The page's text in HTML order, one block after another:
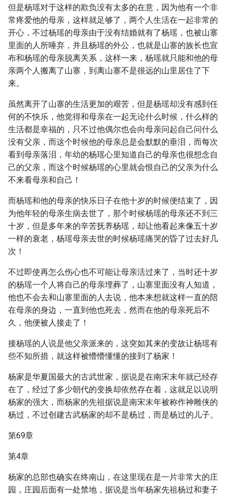
但是杨瑶对于这样的欺负没有太多的在意，因为他有一个非
常疼爱他的母亲，这样就足够了，两个人生活在一起非常的
开心，不过杨瑶的母亲由于没有结婚就有了杨瑶，也被山寨
里面的人所唾弃，并且杨瑶的外公，也就是山寨的族长也宣
布和杨瑶的母亲脱离关系，这样一来，杨瑶就只能和他的母
亲两个人搬离了山寨，到离山寨不是很远的山里居住了下
来。
虽然离开了山寨的生活更加的艰苦，但是杨瑶却没有感到任
何的不快乐，他觉得和母亲在一起无论什么时候，什么样的
生活都是幸福的，只不过他偶尔也会向母亲问起自己问什么
没有父亲，而这个时候他的母亲总是会默默的垂泪，而每次
看到母亲落泪，年幼的杨瑶心里知道自己的母亲也很想念自
己的父亲，而这个时候杨瑶的心里就会恨自己的父亲为什么
不来看母亲和自己！
而杨瑶和他的母亲的快乐日子在他十岁的时候便结束了，因
为他年轻的母亲生病去世了，那个时候杨瑶的母亲还不到三
十岁，但是多年来的辛苦抚养杨瑶，却让他看起来像五十岁
一样的衰老，杨瑶母亲去世的时候杨瑶痛哭的昏了过去好几
次！
不过即使再怎么伤心也不可能让母亲活过来了，当时还十岁
的杨瑶一个人将自己的母亲埋葬了，山寨里面没有人知道，
他也不会去和山寨里面的人去说，他本来想就这样一直的陪
在母亲的身边，一直到他也死去，然而在他的母亲死后不
久，他便被人接走了！
接杨瑶的人说是他父亲派来的，这突如其来的变故让杨瑶有
些不知所措，就这样被懵懵懂懂的接到了杨家！
杨家是华夏国最大的古武世家，据说是在南宋末年就已经存
在了，经过了多少朝代的变换却依然存在着，这就足以说明
杨家的强大，而杨家的先祖据说是南宋末年被称作神雕侠的
杨过，不过创建古武杨家的却不是杨过，而是杨过的儿子。
第69章
第4章
杨家的总部也确实在终南山，在这里现在是一片非常大的庄
园，庄园后面有一处禁地，据说是当年杨家先祖杨过和妻子